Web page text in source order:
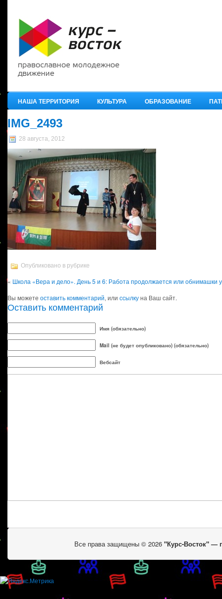
НАША ТЕРРИТОРИЯ КУЛЬТУРА ОБРАЗОВАНИЕ
IMG_2493
28 августа, 2012
Опубликовано в рубрике
« Школа «Вера и дело». День 5 и 6: Работа продолжается или обнимашки у
Вы можете оставить комментарий, или ссылкуна Ваш сайт.
Оставить комментарий
Имя (обязательно)
Mail (не будет опубликовано) (обязательно)
Вебсайт
Все права защищены © 2026 "Курс-Восток" —